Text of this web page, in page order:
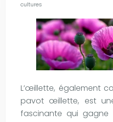
cultures
L’œillette, également
pavot œillette, est
fascinante qui gagne